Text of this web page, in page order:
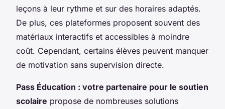
leçons à leur rythme et sur des horaires adaptés.
De plus, ces plateformes proposent souvent des
matériaux interactifs et accessibles à moindre
coût. Cependant, certains élèves peuvent manquer
de motivation sans supervision directe.
Pass Éducation : votre partenaire pour le soutien
scolaire propose de nombreuses solutions